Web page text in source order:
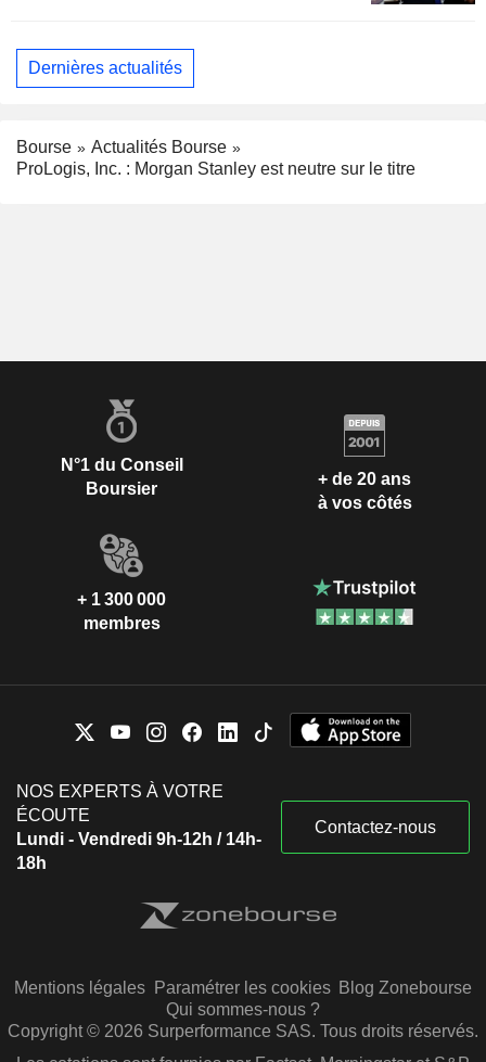
Dernières actualités
Bourse
Actualités Bourse
ProLogis, Inc. : Morgan Stanley est neutre sur le titre
N°1 du Conseil
Boursier
+ de 20 ans
à vos côtés
+ 1 300 000
membres
NOS EXPERTS À VOTRE
ÉCOUTE
Lundi - Vendredi 9h-12h / 14h-
18h
Contactez-nous
Mentions légales Paramétrer les cookies Blog Zonebourse
Qui sommes-nous ?
Copyright © 2026 Surperformance SAS. Tous droits réservés.